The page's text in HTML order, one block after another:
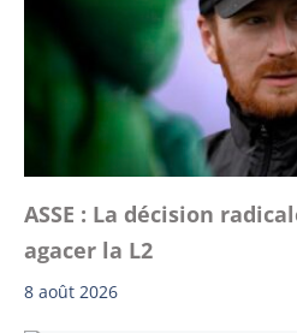
ASSE : La décision
agacer la L2
8 août 2026